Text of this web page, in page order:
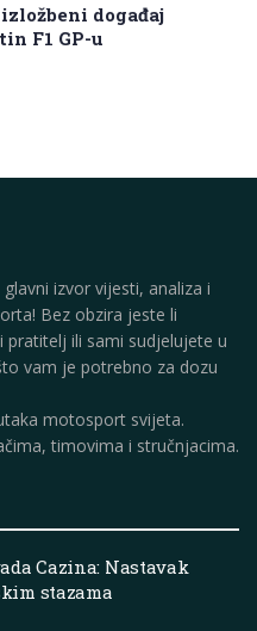
događaj
F1 GP-u
izvor vijesti, analiza i
Bez obzira jeste li
ili sami sudjelujete u
vam je potrebno za dozu
motosport svijeta.
timovima i stručnjacima.
Cazina: Nastavak
stazama